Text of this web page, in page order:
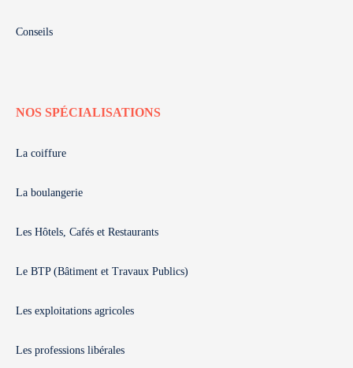
Conseils
NOS SPÉCIALISATIONS
La coiffure
La boulangerie
Les Hôtels, Cafés et Restaurants
Le BTP (Bâtiment et Travaux Publics)
Les exploitations agricoles
Les professions libérales